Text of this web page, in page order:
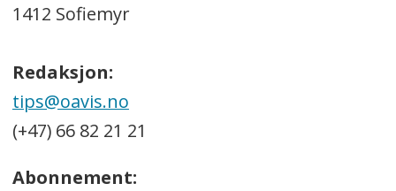
1412 Sofiemyr
Redaksjon:
tips@oavis.no
(+47) 66 82 21 21
Abonnement: